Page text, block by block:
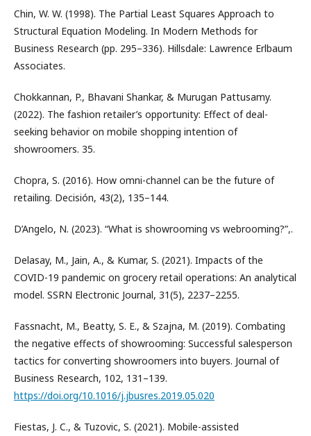
Chin, W. W. (1998). The Partial Least Squares Approach to
Structural Equation Modeling. In Modern Methods for
Business Research (pp. 295–336). Hillsdale: Lawrence Erlbaum
Associates.
Chokkannan, P., Bhavani Shankar, & Murugan Pattusamy.
(2022). The fashion retailer’s opportunity: Effect of deal-
seeking behavior on mobile shopping intention of
showroomers. 35.
Chopra, S. (2016). How omni-channel can be the future of
retailing. Decisión, 43(2), 135–144.
D’Angelo, N. (2023). “What is showrooming vs webrooming?”,.
Delasay, M., Jain, A., & Kumar, S. (2021). Impacts of the
COVID-19 pandemic on grocery retail operations: An analytical
model. SSRN Electronic Journal, 31(5), 2237–2255.
Fassnacht, M., Beatty, S. E., & Szajna, M. (2019). Combating
the negative effects of showrooming: Successful salesperson
tactics for converting showroomers into buyers. Journal of
Business Research, 102, 131–139.
https://doi.org/10.1016/j.jbusres.2019.05.020
Fiestas, J. C., & Tuzovic, S. (2021). Mobile-assisted